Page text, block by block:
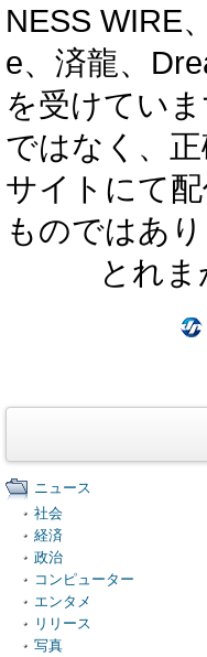
NESS WIRE
e、済龍、
を受けてい
ではなく、
サイトにて
ものではあり
とれ
ニュース
社会
経済
政治
コンピューター
エンタメ
リリース
写真